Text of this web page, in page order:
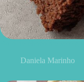
Daniela Marinho